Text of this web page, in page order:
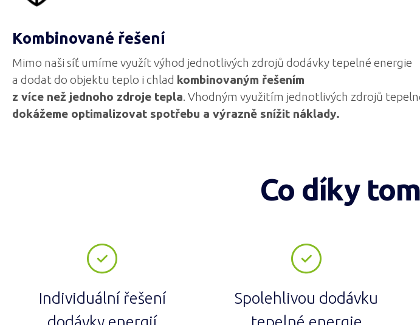
Kombinované řešení
Mimo naši síť umíme využít výhod jednotlivých zdrojů dodávky tepelné energie
a dodat do objektu teplo i chlad kombinovaným řešením
z více než jednoho zdroje tepla. Vhodným využitím jednotlivých zdrojů
dokážeme optimalizovat spotřebu a výrazně snížit náklady.
Co díky
Individuální řešení
Spolehlivou dodávku